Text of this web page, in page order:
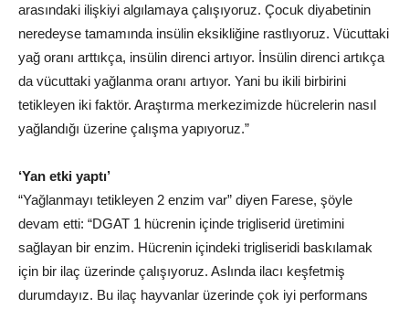
arasındaki ilişkiyi algılamaya çalışıyoruz. Çocuk diyabetinin
neredeyse tamamında insülin eksikliğine rastlıyoruz. Vücuttaki
yağ oranı arttıkça, insülin direnci artıyor. İnsülin direnci artıkça
da vücuttaki yağlanma oranı artıyor. Yani bu ikili birbirini
tetikleyen iki faktör. Araştırma merkezimizde hücrelerin nasıl
yağlandığı üzerine çalışma yapıyoruz.”
‘Yan etki yaptı’
“Yağlanmayı tetikleyen 2 enzim var” diyen Farese, şöyle
devam etti: “DGAT 1 hücrenin içinde trigliserid üretimini
sağlayan bir enzim. Hücrenin içindeki trigliseridi baskılamak
için bir ilaç üzerinde çalışıyoruz. Aslında ilacı keşfetmiş
durumdayız. Bu ilaç hayvanlar üzerinde çok iyi performans